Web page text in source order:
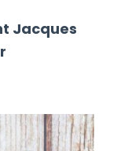
Jacques